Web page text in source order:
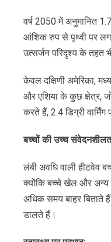
वर्ष 2050 में अनुमानित
आंशिक रुप से पृथ्वी पर
उत्सर्जन परिदृश्य के तहत
केवल दक्षिणी अमेरिका,
और एशिया के कुछ क्षेत्र,
करते हैं, 2.4 डिग्री
बच्चों की उच्च
लंबी अवधि वाली हीटवेव
क्योंकि बच्चे खेल और अन्य
अधिक समय बाहर बिताते हैं
डालते हैं।